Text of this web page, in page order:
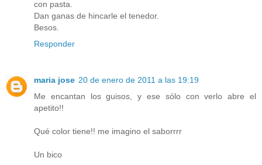
con pasta.
Dan ganas de hincarle el tenedor.
Besos.
Responder
maria jose 20 de enero de 2011 a las 19:19
Me encantan los guisos, y ese sólo con verlo abre el
apetito!!
Qué color tiene!! me imagino el saborrrr
Un bico